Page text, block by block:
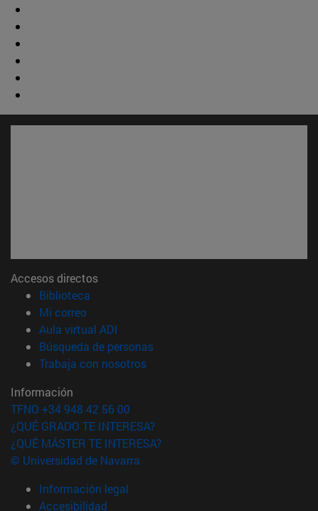
Accesos directos
Biblioteca
Mi correo(abre en nueva ventana)
Aula virtual ADI
Búsqueda de personas(abre en nueva ventana)
Trabaja con nosotros(abre en nueva ventana)
Información
TFNO +34 948 42 56 00
¿QUÉ GRADO TE INTERESA?
¿QUÉ MÁSTER TE INTERESA?
© Universidad de Navarra
Información legal
Accesibilidad